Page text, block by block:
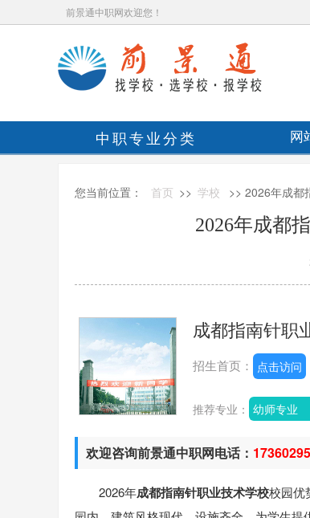
前景通中职网欢迎您！
中职专业分类 网
您当前位置： 首页 >> 学校 >> 2026年成都
2026年成都
成都指南针职
招生首页： 点击访问
推荐专业： 幼师专业
欢迎咨询前景通中职网电话：
2026年成都指南针职业技术学校校园优